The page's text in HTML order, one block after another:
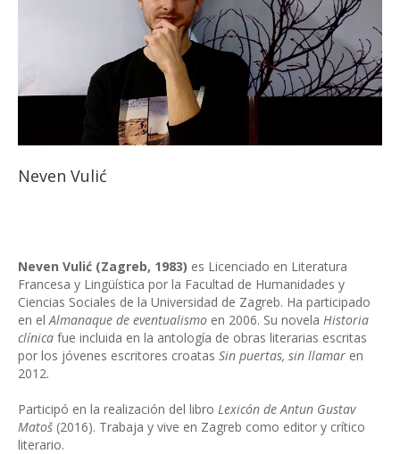
Neven Vulić
Neven Vulić (Zagreb, 1983) es Licenciado en Literatura
Francesa y Lingüística por la Facultad de Humanidades y
Ciencias Sociales de la Universidad de Zagreb. Ha participado
en el Almanaque de eventualismo en 2006. Su novela Historia
clínica fue incluida en la antología de obras literarias escritas
por los jóvenes escritores croatas Sin puertas, sin llamar en
2012.
Participó en la realización del libro Lexicón de Antun Gustav
Matoš (2016). Trabaja y vive en Zagreb como editor y crítico
literario.